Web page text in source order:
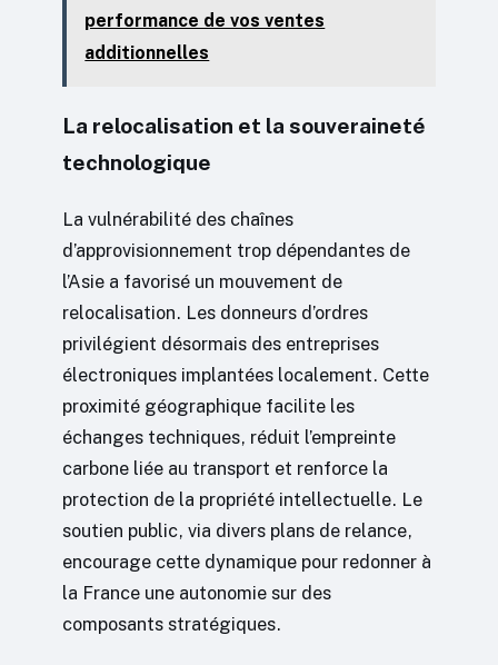
performance de vos ventes
additionnelles
La relocalisation et la souveraineté
technologique
La vulnérabilité des chaînes
d’approvisionnement trop dépendantes de
l’Asie a favorisé un mouvement de
relocalisation. Les donneurs d’ordres
privilégient désormais des entreprises
électroniques implantées localement. Cette
proximité géographique facilite les
échanges techniques, réduit l’empreinte
carbone liée au transport et renforce la
protection de la propriété intellectuelle. Le
soutien public, via divers plans de relance,
encourage cette dynamique pour redonner à
la France une autonomie sur des
composants stratégiques.